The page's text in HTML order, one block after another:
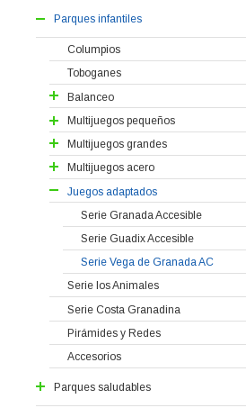
Parques infantiles
Columpios
Toboganes
Balanceo
Balancines
Muelles
Multijuegos pequeños
Serie Huéscar
Casitas de Enanitos
Torretas con Frutas
Serie Vega de Granada
Multijuegos grandes
Serie Valle de Lecrín
Serie Alhama
Serie Vega de Granada Grandes
Serie de los Montes
Serie Los Castillos
Multijuegos acero
Serie Alpujarra GranadinaJuegos adaptados
Serie Granada Accesible
Serie Guadix Accesible
Serie Vega de Granada AC
Serie los Animales
Serie Costa Granadina
Pirámides y Redes
Accesorios
Parques saludables